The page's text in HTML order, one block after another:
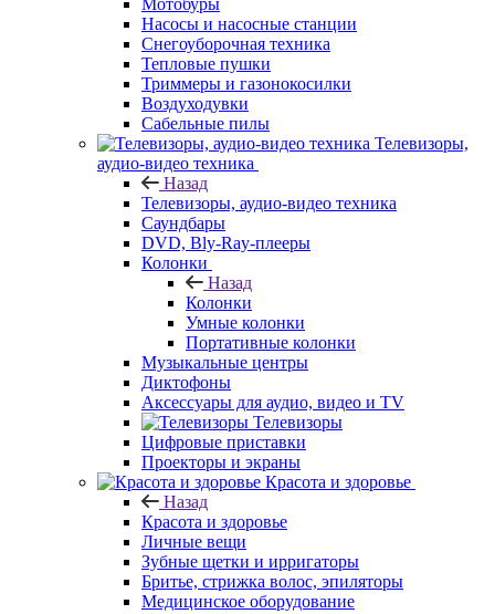
Мотобуры
Насосы и насосные станции
Снегоуборочная техника
Тепловые пушки
Триммеры и газонокосилки
Воздуходувки
Сабельные пилы
Телевизоры,
аудио-видео техника
Назад
Телевизоры, аудио-видео техника
Саундбары
DVD, Bly-Ray-плееры
Колонки
Назад
Колонки
Умные колонки
Портативные колонки
Музыкальные центры
Диктофоны
Аксессуары для аудио, видео и TV
Телевизоры
Цифровые приставки
Проекторы и экраны
Красота и здоровье
Назад
Красота и здоровье
Личные вещи
Зубные щетки и ирригаторы
Бритье, стрижка волос, эпиляторы
Медицинское оборудование